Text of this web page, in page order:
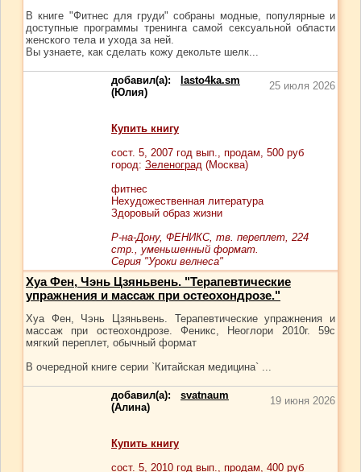
В книге "Фитнес для груди" собраны модные, популярные и
доступные программы тренинга самой сексуальной области
женского тела и ухода за ней.
Вы узнаете, как сделать кожу декольте шелк...
добавил(а):
lasto4ka.sm
(Юлия)
25 июля 2026
Купить книгу
сост. 5, 2007 год вып., продам, 500 руб
город: Зеленоград (Москва)
фитнес
Нехудожественная литература
Здоровый образ жизни
Р-на-Дону, ФЕНИКС, тв. переплет, 224
стр., уменьшенный формат.
Серия "Уроки велнеса"
Хуа Фен, Чэнь Цзяньвень. "Терапевтические
упражнения и массаж при остеохондрозе."
Хуа Фен, Чэнь Цзяньвень. Терапевтические упражнения и
массаж при остеохондрозе. Феникс, Неоглори 2010г. 59с
мягкий переплет, обычный формат
В очередной книге серии `Китайская медицина` ...
добавил(а): svatnaum
(Алина)
19 июня 2026
Купить книгу
сост. 5, 2010 год вып., продам, 400 руб